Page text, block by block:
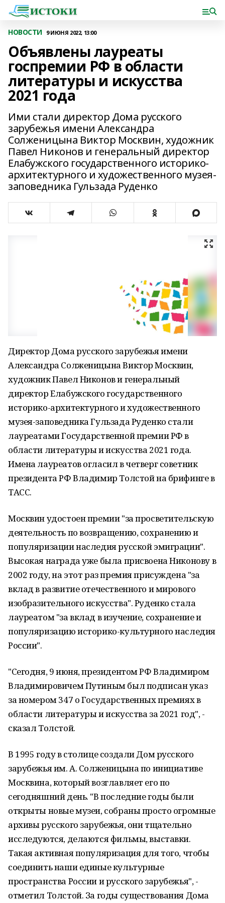
НОВОСТИ 9 ИЮНЯ 2022, 13:00
Объявлены лауреаты
госпремии РФ в области
литературы и искусства
2021 года
Ими стали директор Дома русского
зарубежья имени Александра
Солженицына Виктор Москвин, художник
Павел Никонов и генеральный директор
Елабужского государственного историко-
архитектурного и художественного музея-
заповедника Гульзада Руденко
Директор Дома русского зарубежья имени
Александра Солженицына Виктор Москвин,
художник Павел Никонов и генеральный
директор Елабужского государственного
историко-архитектурного и художественного
музея-заповедника Гульзада Руденко стали
лауреатами Государственной премии РФ в
области литературы и искусства 2021 года.
Имена лауреатов огласил в четверг советник
президента РФ Владимир Толстой на брифинге в
ТАСС.
Москвин удостоен премии "за просветительскую
деятельность по возвращению, сохранению и
популяризации наследия русской эмиграции".
Высокая награда уже была присвоена Никонову в
2002 году, на этот раз премия присуждена "за
вклад в развитие отечественного и мирового
изобразительного искусства". Руденко стала
лауреатом "за вклад в изучение, сохранение и
популяризацию историко-культурного наследия
России".
"Сегодня, 9 июня, президентом РФ Владимиром
Владимировичем Путиным был подписан указ
за номером 347 о Государственных премиях в
области литературы и искусства за 2021 год", -
сказал Толстой.
В 1995 году в столице создали Дом русского
зарубежья им. А. Солженицына по инициативе
Москвина, который возглавляет его по
сегодняшний день. "В последние годы были
открыты новые музеи, собраны просто огромные
архивы русского зарубежья, они тщательно
исследуются, делаются фильмы, выставки.
Такая активная популяризация для того, чтобы
соединить наши единые культурные
пространства России и русского зарубежья", -
отметил Толстой. За годы существования Дома